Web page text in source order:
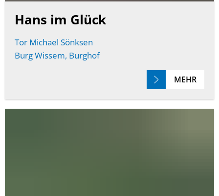
Hans im Glück
Tor Michael Sönksen
Burg Wissem, Burghof
MEHR